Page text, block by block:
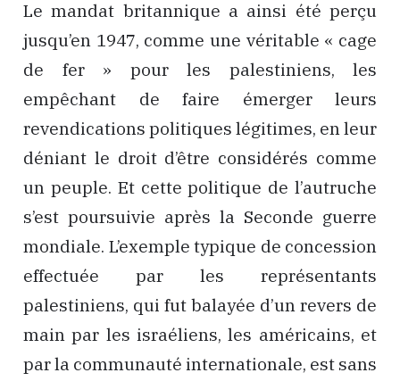
Le mandat britannique a ainsi été perçu
jusqu’en 1947, comme une véritable « cage
de fer » pour les palestiniens, les
empêchant de faire émerger leurs
revendications politiques légitimes, en leur
déniant le droit d’être considérés comme
un peuple. Et cette politique de l’autruche
s’est poursuivie après la Seconde guerre
mondiale. L’exemple typique de concession
effectuée par les représentants
palestiniens, qui fut balayée d’un revers de
main par les israéliens, les américains, et
par la communauté internationale, est sans